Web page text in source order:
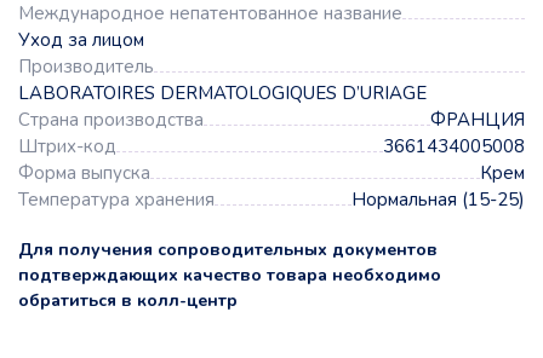
Международное непатентованное название
Уход за лицом
Производитель
LABORATOIRES DERMATOLOGIQUES D’URIAGE
Страна производства
ФРАНЦИЯ
Штрих-код
3661434005008
Форма выпуска
Крем
Температура хранения
Нормальная (15-25)
Для получения сопроводительных документов
подтверждающих качество товара необходимо
обратиться в колл-центр